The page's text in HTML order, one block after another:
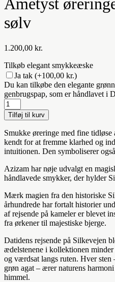
Ametyst
sølv
1.200,00 kr.
Tilkøb elegant smykkeæske
Ja tak (+100,00 kr.)
Du kan tilkøbe den elegante
genbrugspap, som er håndlavet i
Ametyst
øreringe
-
guldbelagt
sølv
antal
Tilføj til kurv
Smukke øreringe med fine
kendt for at fremme klarhed og
intuitionen. Den symboliserer
Azizam har nøje udvalgt en
håndlavede smykker, der hylder
Mærk magien fra den historiske
århundrede har fortalt historier
af rejsende på kameler er blevet
fra ørkener til majestiske bjerge.
Datidens rejsende på Silkevejen
ædelstenene i kollektionen
og værdsat langs ruten. Hver
grøn agat – ærer naturens
himmel.